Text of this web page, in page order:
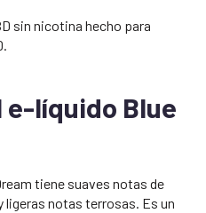
sin nicotina hecho para
e-líquido Blue
tiene suaves notas de
notas terrosas. Es un